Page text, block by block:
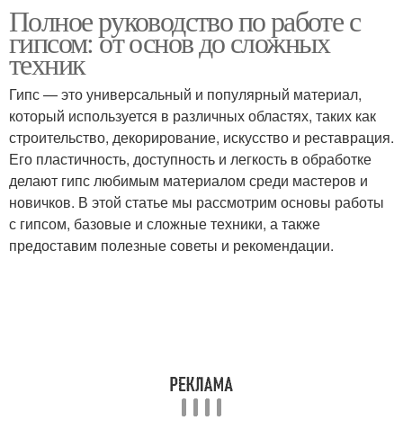
Гипсовое изделие
Полное руководство по работе с
гипсом: от основ до сложных
техник
Гипс — это универсальный и популярный материал,
который используется в различных областях, таких как
строительство, декорирование, искусство и реставрация.
Его пластичность, доступность и легкость в обработке
делают гипс любимым материалом среди мастеров и
новичков. В этой статье мы рассмотрим основы работы
с гипсом, базовые и сложные техники, а также
предоставим полезные советы и рекомендации.